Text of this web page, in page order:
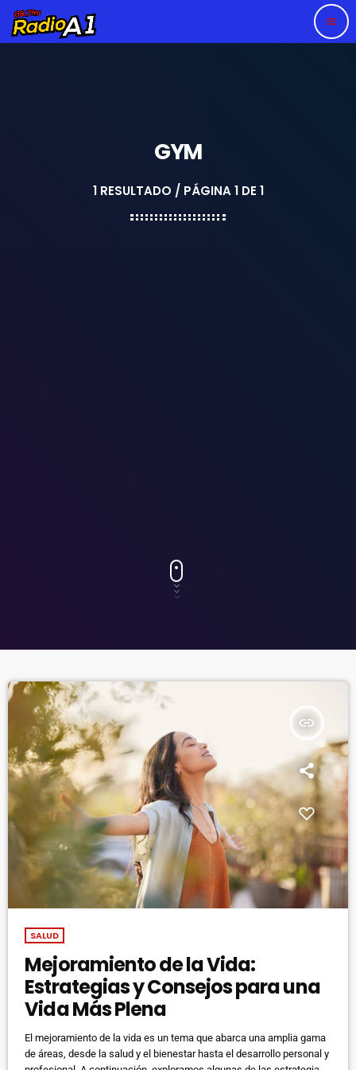
menu
GYM
1 RESULTADO / PÁGINA 1 DE 1
insert_link
SALUD
Mejoramiento de la Vida:
Estrategias y Consejos para una
Vida Más Plena
El mejoramiento de la vida es un tema que abarca una amplia gama
de áreas, desde la salud y el bienestar hasta el desarrollo personal y